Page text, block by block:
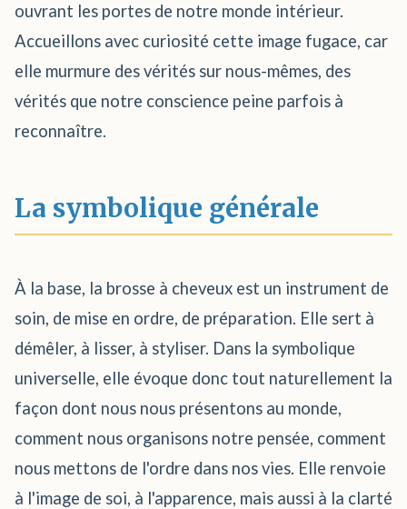
ouvrant les portes de notre monde intérieur.
Accueillons avec curiosité cette image fugace, car
elle murmure des vérités sur nous-mêmes, des
vérités que notre conscience peine parfois à
reconnaître.
La symbolique générale
À la base, la brosse à cheveux est un instrument de
soin, de mise en ordre, de préparation. Elle sert à
démêler, à lisser, à styliser. Dans la symbolique
universelle, elle évoque donc tout naturellement la
façon dont nous nous présentons au monde,
comment nous organisons notre pensée, comment
nous mettons de l'ordre dans nos vies. Elle renvoie
à l'image de soi, à l'apparence, mais aussi à la clarté